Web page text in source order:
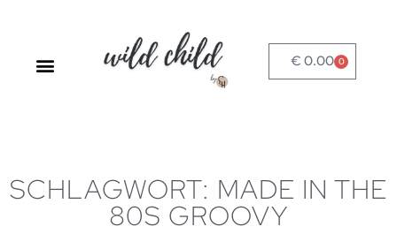
€ 0.00 0
SCHLAGWORT: MADE IN THE
80S GROOVY